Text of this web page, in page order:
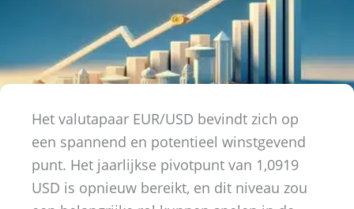
Het valutapaar EUR/USD bevindt zich op
een spannend en potentieel winstgevend
punt. Het jaarlijkse pivotpunt van 1,0919
USD is opnieuw bereikt, en dit niveau zou